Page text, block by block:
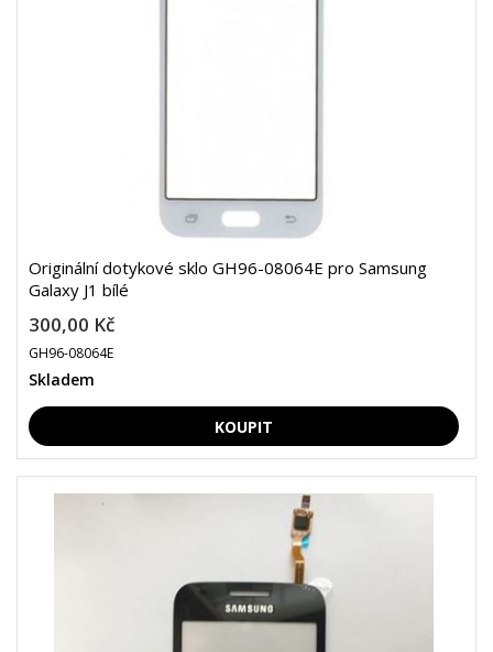
Originální dotykové sklo GH96-08064E pro Samsung
Galaxy J1 bílé
300,00 Kč
GH96-08064E
Skladem